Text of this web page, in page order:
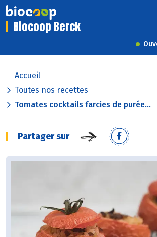
Biocoop Berck
Accueil
Toutes nos recettes
Tomates cocktails farcies de purée...
Partager sur